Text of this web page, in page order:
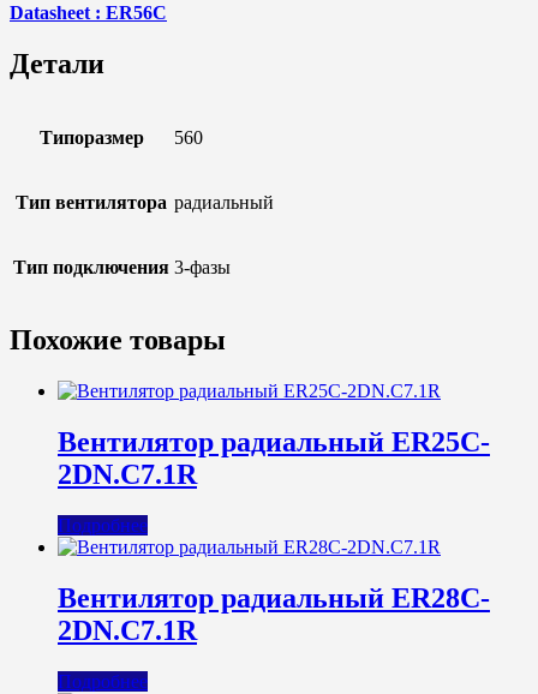
Datasheet : ER56C
Детали
Типоразмер 560
Тип вентилятора радиальный
Тип подключения 3-фазы
Похожие товары
Вентилятор радиальный ER25C-
2DN.C7.1R
Подробнее
Вентилятор радиальный ER28C-
2DN.C7.1R
Подробнее